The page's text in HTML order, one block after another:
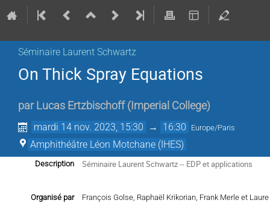
Séminaire Laurent Schwartz
On Thick Spray Equations
par Lucas Ertzbischoff ( Imperial College)
mardi 14 nov. 2023, 15:30 → 16:30 Europe/Paris
Amphithéâtre Léon Motchane (IHES)
Description Séminaire Laurent Schwartz -- EDP et applications
Organisé par
François Golse, Raphaël Krikorian, Frank Merle et